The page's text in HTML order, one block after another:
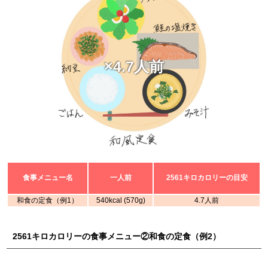
×4.7人前
食事メニュー名 一人前 2561キロカロリーの目安
和食の定食（例1） 540kcal (570g) 4.7人前
2561キロカロリーの食事メニュー②和食の定食（例2）